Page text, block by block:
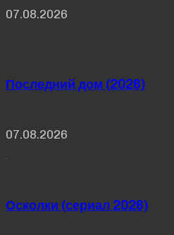
07.08.2026
Последний дом (2026)
07.08.2026
Осколки (сериал 2026)